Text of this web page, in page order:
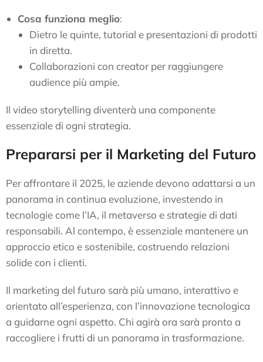
Cosa funziona meglio:
Dietro le quinte, tutorial e presentazioni di prodotti
in diretta.
Collaborazioni con creator per raggiungere
audience più ampie.
Il video storytelling diventerà una componente
essenziale di ogni strategia.
Prepararsi per il Marketing del Futuro
Per affrontare il 2025, le aziende devono adattarsi a un
panorama in continua evoluzione, investendo in
tecnologie come l’IA, il metaverso e strategie di dati
responsabili. Al contempo, è essenziale mantenere un
approccio etico e sostenibile, costruendo relazioni
solide con i clienti.
Il marketing del futuro sarà più umano, interattivo e
orientato all’esperienza, con l’innovazione tecnologica
a guidarne ogni aspetto. Chi agirà ora sarà pronto a
raccogliere i frutti di un panorama in trasformazione.